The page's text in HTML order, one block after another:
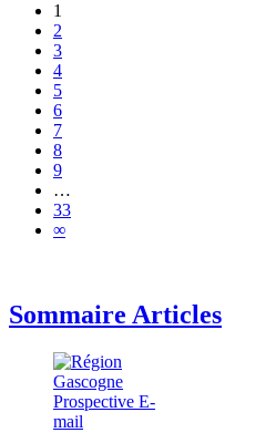
1
2
3
4
5
6
7
8
9
…
33
∞
Sommaire Articles